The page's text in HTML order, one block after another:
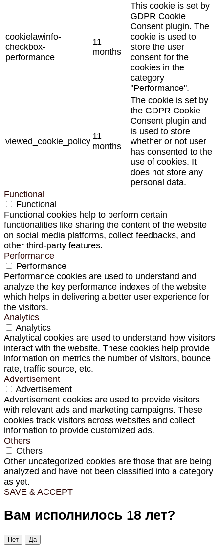
cookielawinfo-
checkbox-
performance
11
months
This cookie is set by
GDPR Cookie
Consent plugin. The
cookie is used to
store the user
consent for the
cookies in the
category
"Performance".
viewed_cookie_policy
11
months
The cookie is set by
the GDPR Cookie
Consent plugin and
is used to store
whether or not user
has consented to the
use of cookies. It
does not store any
personal data.
Functional
Functional
Functional cookies help to perform certain
functionalities like sharing the content of the website
on social media platforms, collect feedbacks, and
other third-party features.
Performance
Performance
Performance cookies are used to understand and
analyze the key performance indexes of the website
which helps in delivering a better user experience for
the visitors.
Analytics
Analytics
Analytical cookies are used to understand how visitors
interact with the website. These cookies help provide
information on metrics the number of visitors, bounce
rate, traffic source, etc.
Advertisement
Advertisement
Advertisement cookies are used to provide visitors
with relevant ads and marketing campaigns. These
cookies track visitors across websites and collect
information to provide customized ads.
Others
Others
Other uncategorized cookies are those that are being
analyzed and have not been classified into a category
as yet.
SAVE & ACCEPT
Вам исполнилось 18 лет?
Нет Да